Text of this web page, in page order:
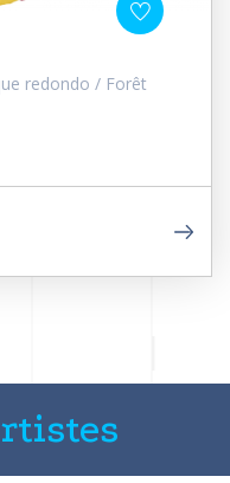
redondo / Forêt